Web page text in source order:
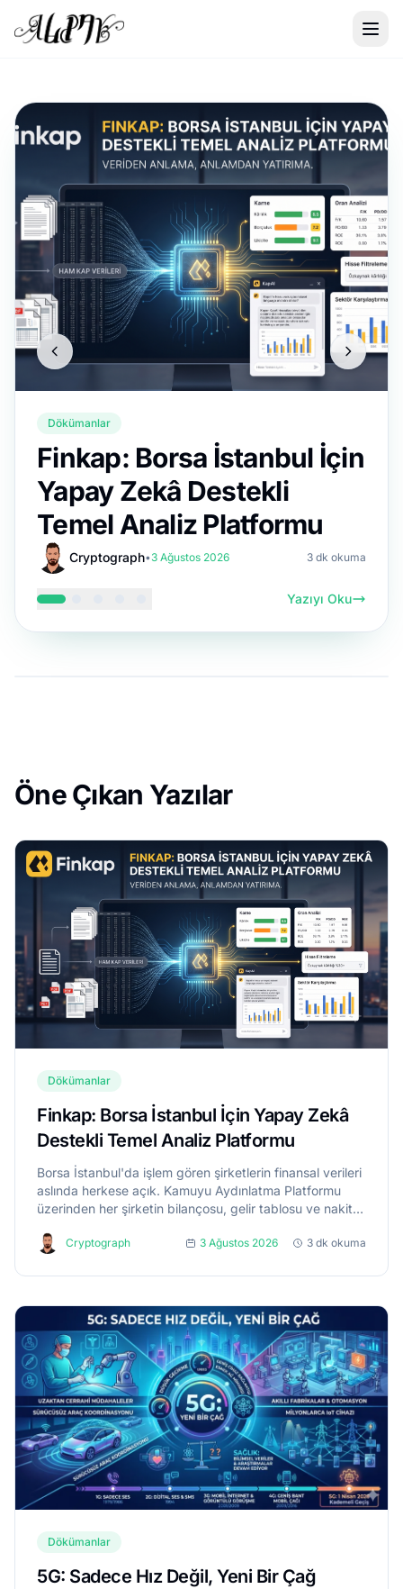
Dökümanlar
Finkap: Borsa İstanbul İçin
Yapay Zekâ Destekli
Temel Analiz Platformu
Cryptograph•3 Ağustos 2026 3 dk okuma
Yazıyı Oku
Öne Çıkan Yazılar
Dökümanlar
Finkap: Borsa İstanbul İçin Yapay Zekâ
Destekli Temel Analiz Platformu
Borsa İstanbul'da işlem gören şirketlerin finansal verileri
aslında herkese açık. Kamuyu Aydınlatma Platformu
üzerinden her şirketin bilançosu, gelir tablosu ve nakit
Cryptograph 3 Ağustos 2026 3 dk okuma
Dökümanlar
5G: Sadece Hız Değil, Yeni Bir Çağ